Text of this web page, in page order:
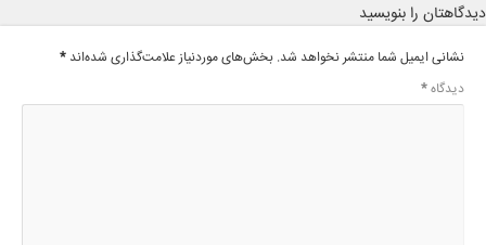
دیدگاهتان را بنویسید
نشانی ایمیل شما منتشر نخواهد شد. بخش‌های موردنیاز علامت‌گذاری شده‌اند *
دیدگاه*